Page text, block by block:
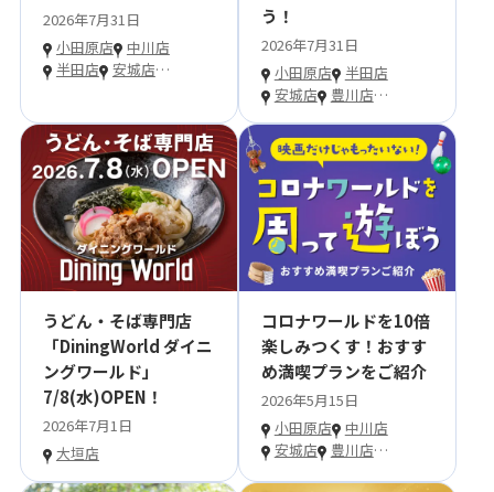
2026年7月31日
小田原店
中川店
半田店
安城店…
う！
2026年7月31日
小田原店
半田店
安城店
豊川店…
うどん・そば専門店
「DiningWorld ダイニ
ングワールド」
7/8(水)OPEN！
2026年7月1日
大垣店
コロナワールドを10倍
楽しみつくす！おすす
め満喫プランをご紹介
2026年5月15日
小田原店
中川店
安城店
豊川店…